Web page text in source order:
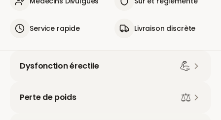
Service rapide Livraison discrète
Dysfonction érectile 💪
Perte de poids ⚖️